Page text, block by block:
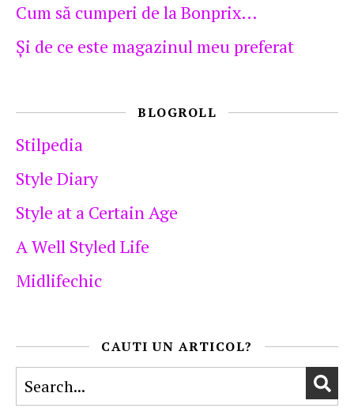
Cum să cumperi de la Bonprix…
Şi de ce este magazinul meu preferat
BLOGROLL
Stilpedia
Style Diary
Style at a Certain Age
A Well Styled Life
Midlifechic
CAUTI UN ARTICOL?